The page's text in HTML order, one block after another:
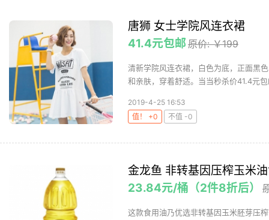
唐狮 女士学院风连衣裙
41.4元包邮原价: ￥199
清新学院风连衣裙，白色为底，正面黑
和亲肤，穿着舒适。当当秒杀价41.4元
2019-4-25 16:53
值！ +0
不值 -0
金龙鱼 非转基因压榨玉米
23.84元/桶（2件8折后）
这款食用油乃优选非转基因玉米胚芽压